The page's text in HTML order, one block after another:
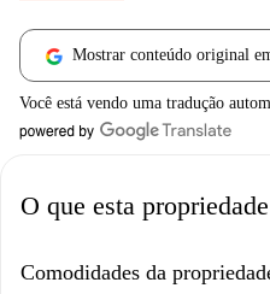
Mostrar conteúdo original
Você está vendo uma tradução
O que esta
Comodidades da